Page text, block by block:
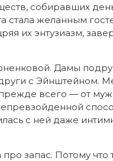
собиравших
стала желанным
их энтузиазм,
Дамы
с Эйнштейном.
всего — от
с ней даже
запас. Потому что